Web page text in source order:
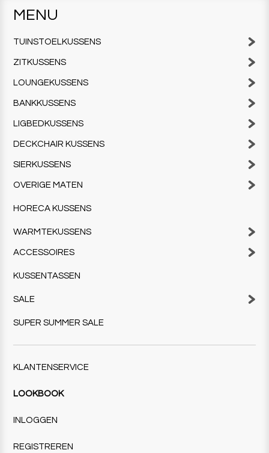
MENU
TUINSTOELKUSSENS
ZITKUSSENS
LOUNGEKUSSENS
BANKKUSSENS
LIGBEDKUSSENS
DECKCHAIR KUSSENS
SIERKUSSENS
OVERIGE MATEN
HORECA KUSSENS
WARMTEKUSSENS
ACCESSOIRES
KUSSENTASSEN
SALE
SUPER SUMMER SALE
KLANTENSERVICE
LOOKBOOK
INLOGGEN
REGISTREREN